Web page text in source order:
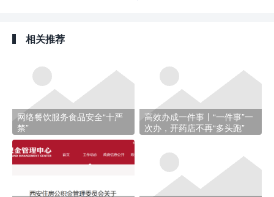
相关推荐
网络餐饮服务食品安全“十严
禁”
高效办成一件事丨“一件事”一
次办，开药店不再“多头跑”